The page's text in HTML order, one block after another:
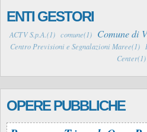
ENTI GESTORI
ACTV S.p.A.(1) comune(1) Comune di
Centro Previsioni e Segnalazioni Maree(1)
Center(1)
OPERE PUBBLICHE